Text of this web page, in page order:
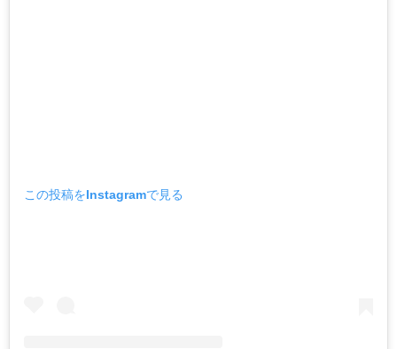
この投稿をInstagramで見る